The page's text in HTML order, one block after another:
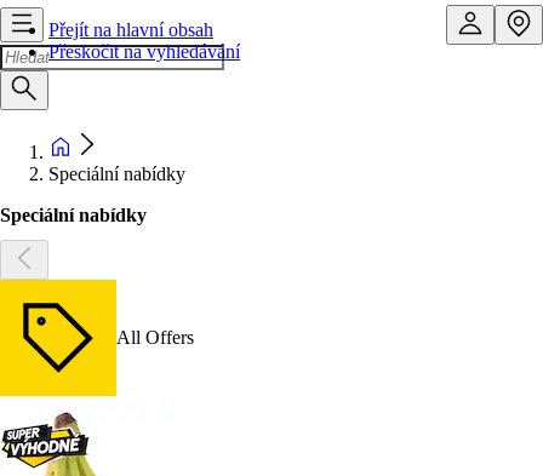
Přejít na hlavní obsah
Přeskočit na vyhledávání
Speciální nabídky
Speciální nabídky
All Offers